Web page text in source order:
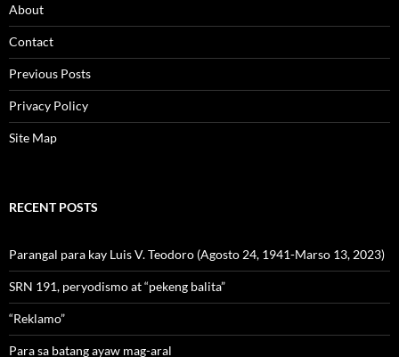
About
Contact
Previous Posts
Privacy Policy
Site Map
RECENT POSTS
Parangal para kay Luis V. Teodoro (Agosto 24, 1941-Marso 13, 2023)
SRN 191, peryodismo at “pekeng balita”
“Reklamo”
Para sa batang ayaw mag-aral